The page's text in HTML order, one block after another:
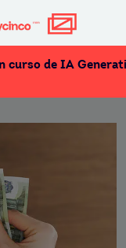
de IA